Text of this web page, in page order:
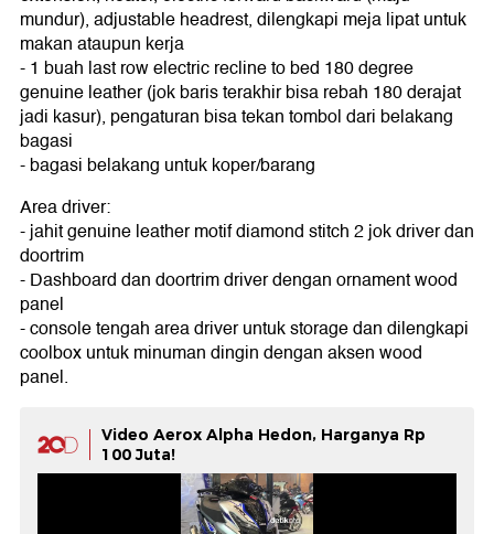
mundur), adjustable headrest, dilengkapi meja lipat untuk
makan ataupun kerja
- 1 buah last row electric recline to bed 180 degree
genuine leather (jok baris terakhir bisa rebah 180 derajat
jadi kasur), pengaturan bisa tekan tombol dari belakang
bagasi
- bagasi belakang untuk koper/barang
Area driver:
- jahit genuine leather motif diamond stitch 2 jok driver dan
doortrim
- Dashboard dan doortrim driver dengan ornament wood
panel
- console tengah area driver untuk storage dan dilengkapi
coolbox untuk minuman dingin dengan aksen wood
panel.
Video Aerox Alpha Hedon, Harganya Rp
100 Juta!